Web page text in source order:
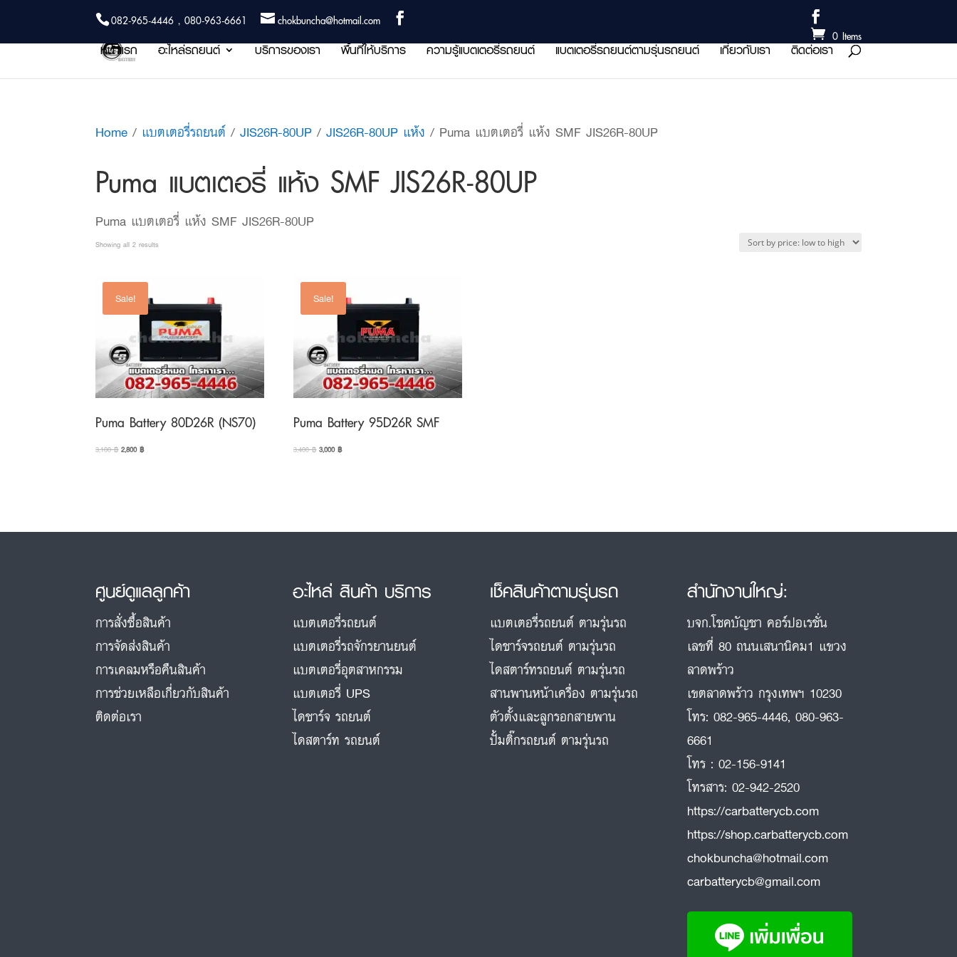
082-965-4446 , 080-963-6661
chokbuncha@hotmail.com
0 Items
หน้าแรก อะไหล่รถยนต์ บริการของเรา พื้นที่ให้บริการ ความรู้แบตเตอรี่รถยนต์ แบตเตอรี่รถยนต์ตามรุ่นรถยนต์ เกี่ยวกับเรา ติดต่อเรา
Home / แบตเตอรี่รถยนต์ /JIS26R-80UP /JIS26R-80UP แห้ง / Puma แบตเตอรี่ แห้ง SMF JIS26R-80UP
Puma แบตเตอรี่ แห้ง SMF JIS26R-80UP
Puma แบตเตอรี่ แห้ง SMF JIS26R-80UP
Showing all 2 results
to
high
Sale!
Puma Battery 80D26R (NS70)
3,100฿Original
2,800฿Current
Sale!
Puma Battery 95D26R SMF
3,400฿ Original
3,000฿Current
ศูนย์ดูแลลูกค้า
การสั่งซื้อสินค้า
การจัดส่งสินค้า
การเคลมหรือคืนสินค้า
การช่วยเหลือเกี่ยวกับสินค้า
ติดต่อเรา
อะไหล่ สินค้า บริการ
แบตเตอรี่รถยนต์
แบตเตอรี่รถจักรยานยนต์
แบตเตอรี่อุตสาหกรรม
แบตเตอรี่ UPS
ไดชาร์จ รถยนต์
ไดสตาร์ท รถยนต์
เช็คสินค้าตามรุ่นรถ
แบตเตอรี่รถยนต์ ตามรุ่นรถ
ไดชาร์จรถยนต์ ตามรุ่นรถ
ไดสตาร์ทรถยนต์ ตามรุ่นรถ
สานพานหน้าเครื่อง ตามรุ่นรถ
ตัวตั้งและลูกรอกสายพาน
ปั้มติ๊กรถยนต์ ตามรุ่นรถ
สำนักงานใหญ่:
บจก.โชคบัญชา คอร์ปอเรชั่น
เลขที่ 80 ถนนเสนานิคม1 แขวง
ลาดพร้าว
เขตลาดพร้าว กรุงเทพฯ 10230
โทร: 082-965-4446, 080-963-
6661
โทร : 02-156-9141
โทรสาร: 02-942-2520
https://carbatterycb.com
https://shop.carbatterycb.com
chokbuncha@hotmail.com
carbatterycb@gmail.com